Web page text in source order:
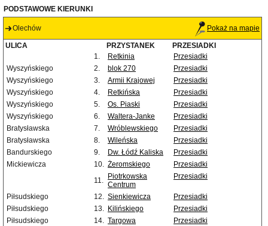
PODSTAWOWE KIERUNKI
Olechów Pokaż na mapie
ULICA PRZYSTANEK
PRZESIADKI
1.
Retkinia
Przesiadki
Wyszyńskiego
2. blok 270
Przesiadki
Wyszyńskiego
3. Armii Krajowej
Przesiadki
Wyszyńskiego
4. Retkińska
Przesiadki
Wyszyńskiego
5. Os. Piaski
Przesiadki
Wyszyńskiego
6. Waltera-Janke
Przesiadki
Bratysławska
7. Wróblewskiego
Przesiadki
Bratysławska
8. Wileńska
Przesiadki
Bandurskiego
9. Dw. Łódź Kaliska
Przesiadki
Mickiewicza
10. Żeromskiego
Przesiadki
11.
Piotrkowska
Centrum
Przesiadki
Piłsudskiego 12. Sienkiewicza
Przesiadki
Piłsudskiego
13. Kilińskiego
Przesiadki
Piłsudskiego
14. Targowa
Przesiadki